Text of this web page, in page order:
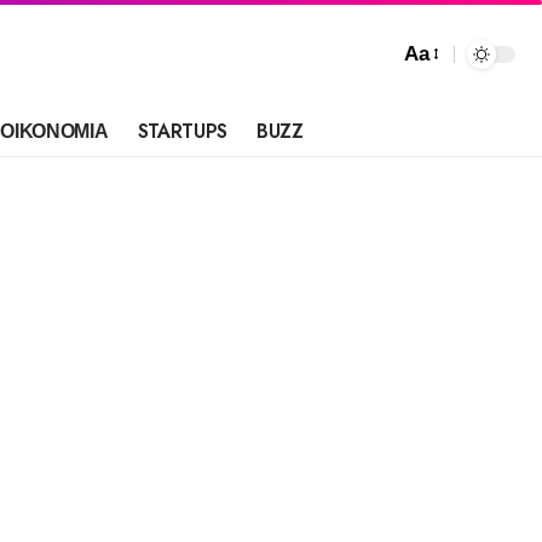
Aa
ΟΙΚΟΝΟΜΙΑ STARTUPS BUZZ